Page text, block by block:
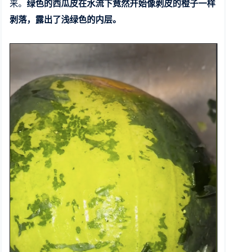
来。绿色的西瓜皮在水流下竟然开始像剥皮的橙子一样
剥落，露出了浅绿色的内层。